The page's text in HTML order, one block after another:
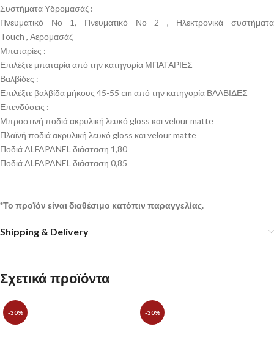
Συστήματα Υδρομασάζ :
Πνευματικό Νο 1, Πνευματικό Νο 2 , Ηλεκτρονικά συστήματα
Touch , Αερομασάζ
Μπαταρίες :
Επιλέξτε μπαταρία από την κατηγορία ΜΠΑΤΑΡΙΕΣ
Βαλβίδες :
Επιλέξτε βαλβίδα μήκους 45-55 cm από την κατηγορία ΒΑΛΒΙΔΕΣ
Επενδύσεις :
Μπροστινή ποδιά ακρυλική λευκό gloss και velour matte
Πλαϊνή ποδιά ακρυλική λευκό gloss και velour matte
Ποδιά ALFAPANEL διάσταση 1,80
Ποδιά ALFAPANEL διάσταση 0,85
*Το προϊόν είναι διαθέσιμο κατόπιν παραγγελίας.
Shipping & Delivery
Σχετικά προϊόντα
-30% -30%